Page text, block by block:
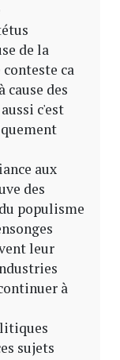
de la
ca
cause des
c'est
aux
des
populisme
leur
à
sujets